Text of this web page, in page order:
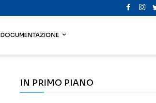
DOCUMENTAZIONE
IN PRIMO PIANO